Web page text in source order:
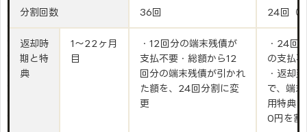
分割回数 36回 24回（
返却時
期と特
典
1～22ヶ月
目
・12回分の端末残債が
支払不要・総額から12
回分の端末残債が引かれ
た額を、24回分割に変
更
・24回
の支払
・返却
で、端
用特典
0円を割